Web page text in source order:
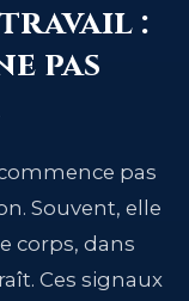
travail :
pas
pas
Souvent, elle
corps, dans
Ces signaux